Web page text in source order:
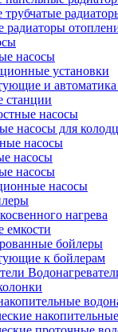
трубчатые
радиаторы
насосы
установки
и автоматика
станции
насосы
насосы для
насосы
насосы
насосы
насосы
нагрева
емкости
бойлеры
к бойлерам